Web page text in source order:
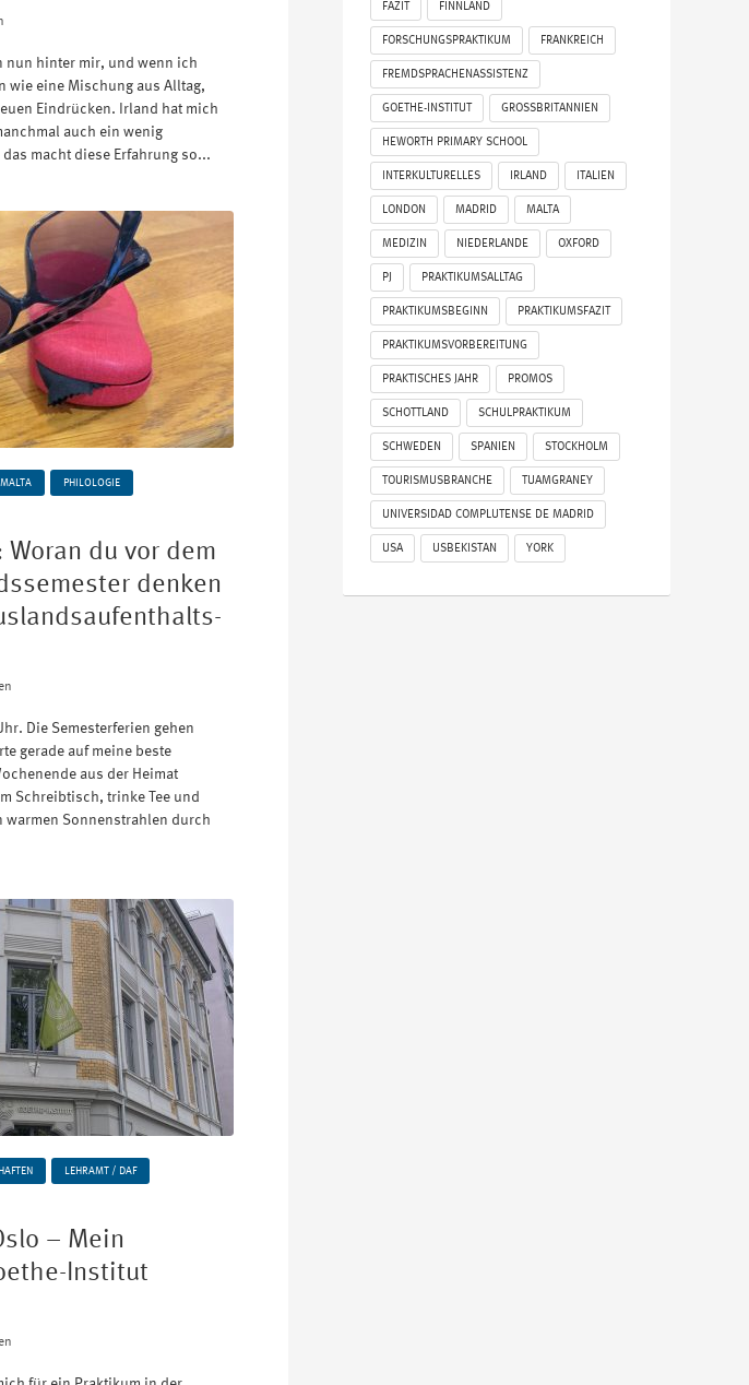
nun hinter mir, und wenn ich
wie eine Mischung aus Alltag,
Eindrücken. Irland hat mich
auch ein wenig
macht diese Erfahrung so...
MALTA PHILOLOGIE
du vor dem
denken
Die Semesterferien gehen
gerade auf meine beste
aus der Heimat
Schreibtisch, trinke Tee und
warmen Sonnenstrahlen durch
LEHRAMT / DAF
– Mein
Institut
FAZIT FINNLAND
FORSCHUNGSPRAKTIKUM FRANKREICH
FREMDSPRACHENASSISTENZ
GOETHE-INSTITUT GROSSBRITANNIEN
HEWORTH PRIMARY SCHOOL
INTERKULTURELLES IRLAND ITALIEN
LONDON MADRID MALTA
MEDIZIN NIEDERLANDE OXFORD
PJ PRAKTIKUMSALLTAG
PRAKTIKUMSBEGINN PRAKTIKUMSFAZIT
PRAKTIKUMSVORBEREITUNG
PRAKTISCHES JAHR PROMOS
SCHOTTLAND SCHULPRAKTIKUM
SCHWEDEN SPANIEN STOCKHOLM
TOURISMUSBRANCHE TUAMGRANEY
UNIVERSIDAD COMPLUTENSE DE MADRID
USA USBEKISTAN YORK